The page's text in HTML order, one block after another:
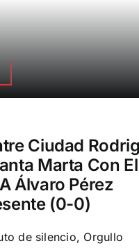
Ciudad
Marta Con El
Álvaro Pérez
(0-0)
de silencio, Orgullo